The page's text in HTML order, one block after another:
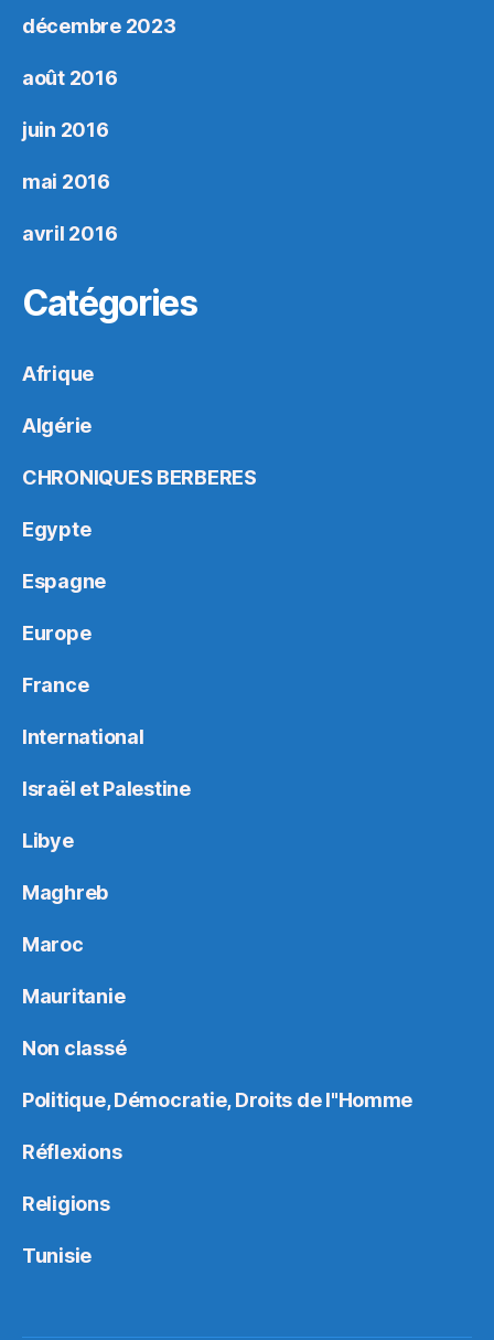
décembre 2023
août 2016
juin 2016
mai 2016
avril 2016
Catégories
Afrique
Algérie
CHRONIQUES BERBERES
Egypte
Espagne
Europe
France
International
Israël et Palestine
Libye
Maghreb
Maroc
Mauritanie
Non classé
Politique, Démocratie, Droits de l"Homme
Réflexions
Religions
Tunisie